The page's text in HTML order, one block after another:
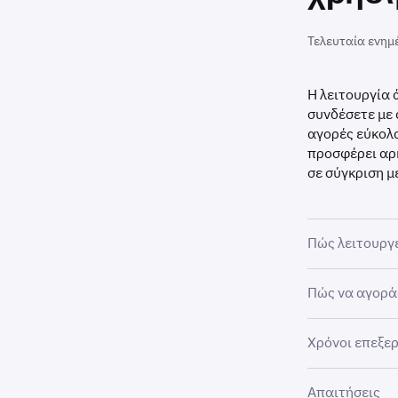
Τελευταία
Η
συνδέσετε με
αγορές
προσφέρει
σε σύγκριση
Πώς
Η λειτουργία
λογαριασμό
Μόλις
Πώς να
1
και
Χρόνοι
Ο
Απαιτήσεις